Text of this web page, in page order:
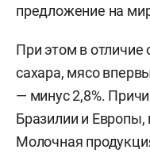
предложение на
При этом в отличие
сахара, мясо
— минус 2,8%.
Бразилии и
Молочная